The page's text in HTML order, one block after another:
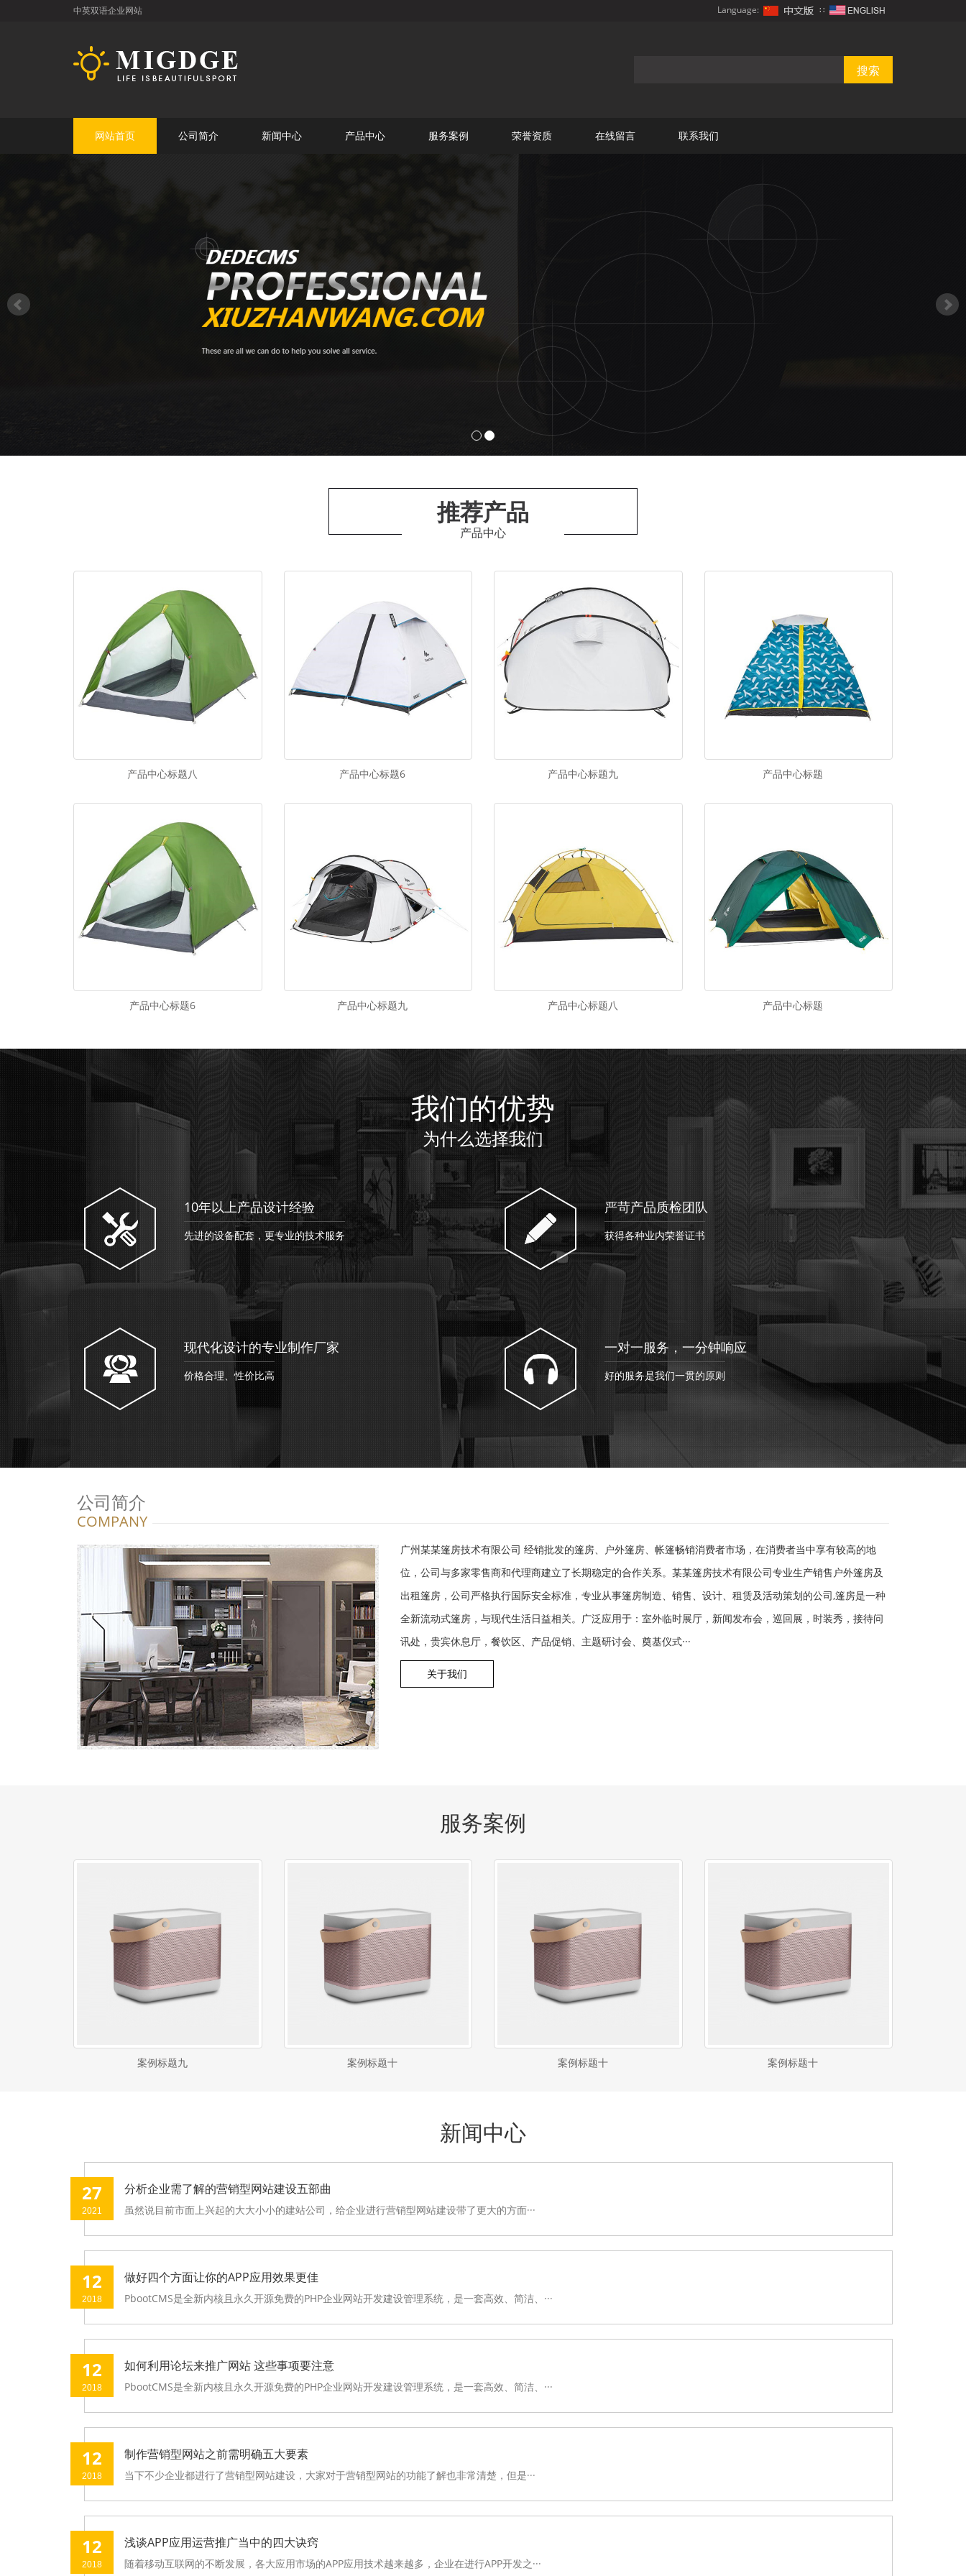
中英双语企业网站 Language: ∷
网站首页 公司简介 新闻中心 产品中心 服务案例 荣誉资质 在线留言 联系我们
推荐产品
产品中心
产品中心标题八 产品中心标题6 产品中心标题九 产品中心标题
产品中心标题6 产品中心标题九 产品中心标题八 产品中心标题
我们的优势
为什么选择我们
10年以上产品设计经验
先进的设备配套，更专业的技术服务
严苛产品质检团队
获得各种业内荣誉证书
现代化设计的专业制作厂家
价格合理、性价比高
一对一服务，一分钟响应
好的服务是我们一贯的原则
公司简介
COMPANY
广州某某篷房技术有限公司 经销批发的篷房、户外篷房、帐篷畅销消费者市场，在消费者当中享有较高的地
位，公司与多家零售商和代理商建立了长期稳定的合作关系。某某篷房技术有限公司专业生产销售户外篷房及
出租篷房，公司严格执行国际安全标准，专业从事篷房制造、销售、设计、租赁及活动策划的公司,篷房是一种
全新流动式篷房，与现代生活日益相关。广泛应用于：室外临时展厅，新闻发布会，巡回展，时装秀，接待问
讯处，贵宾休息厅，餐饮区、产品促销、主题研讨会、奠基仪式···
关于我们
服务案例
案例标题九 案例标题十 案例标题十 案例标题十
新闻中心
27
2021
分析企业需了解的营销型网站建设五部曲
虽然说目前市面上兴起的大大小小的建站公司，给企业进行营销型网站建设带了更大的方面···
12
2018
做好四个方面让你的APP应用效果更佳
PbootCMS是全新内核且永久开源免费的PHP企业网站开发建设管理系统，是一套高效、简洁、···
12
2018
如何利用论坛来推广网站 这些事项要注意
PbootCMS是全新内核且永久开源免费的PHP企业网站开发建设管理系统，是一套高效、简洁、···
12
2018
制作营销型网站之前需明确五大要素
当下不少企业都进行了营销型网站建设，大家对于营销型网站的功能了解也非常清楚，但是···
12
2018
浅谈APP应用运营推广当中的四大诀窍
随着移动互联网的不断发展，各大应用市场的APP应用技术越来越多，企业在进行APP开发之···